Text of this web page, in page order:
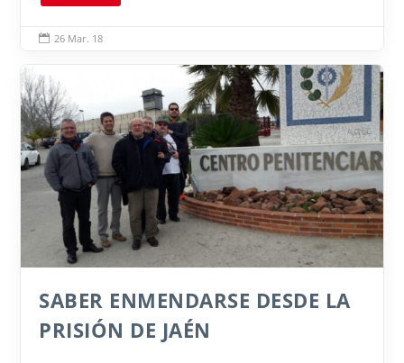
 26 Mar. 18
SABER ENMENDARSE DESDE LA
PRISIÓN DE JAÉN